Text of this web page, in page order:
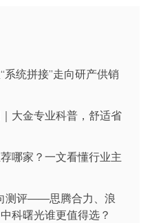
统拼接”走向研产供销
大金专业科普，舒适省
哪家？一文看懂行业主
测评——思腾合力、浪
科曙光谁更值得选？